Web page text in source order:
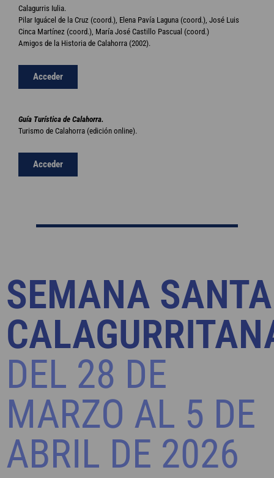
Calagurris Iulia.
Pilar Iguácel de la Cruz (coord.), Elena Pavía Laguna (coord.), José Luis
Cinca Martínez (coord.), María José Castillo Pascual (coord.)
Amigos de la Historia de Calahorra (2002).
Acceder
Guía Turística de Calahorra.
Turismo de Calahorra (edición online).
Acceder
SEMANA SANTA
DEL 28 DE
MARZO AL 5 DE
ABRIL DE 2026